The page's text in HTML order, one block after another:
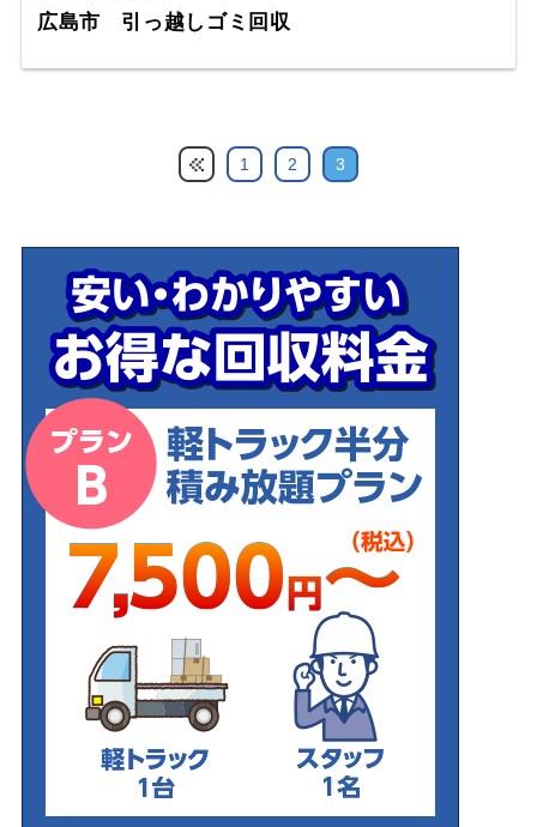
広島市 引っ越しゴミ回収
1 2 3